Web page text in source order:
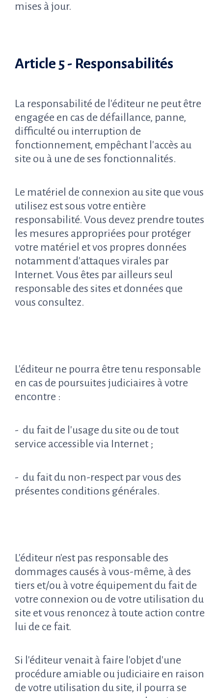
mises à jour.
Article 5 - Responsabilités
La responsabilité de l'éditeur ne peut être
engagée en cas de défaillance, panne,
difficulté ou interruption de
fonctionnement, empêchant l'accès au
site ou à une de ses fonctionnalités.
Le matériel de connexion au site que vous
utilisez est sous votre entière
responsabilité. Vous devez prendre toutes
les mesures appropriées pour protéger
votre matériel et vos propres données
notamment d'attaques virales par
Internet. Vous êtes par ailleurs seul
responsable des sites et données que
vous consultez.
L'éditeur ne pourra être tenu responsable
en cas de poursuites judiciaires à votre
encontre :
- du fait de l'usage du site ou de tout
service accessible via Internet ;
- du fait du non-respect par vous des
présentes conditions générales.
L'éditeur n'est pas responsable des
dommages causés à vous-même, à des
tiers et/ou à votre équipement du fait de
votre connexion ou de votre utilisation du
site et vous renoncez à toute action contre
lui de ce fait.
Si l'éditeur venait à faire l'objet d'une
procédure amiable ou judiciaire en raison
de votre utilisation du site, il pourra se